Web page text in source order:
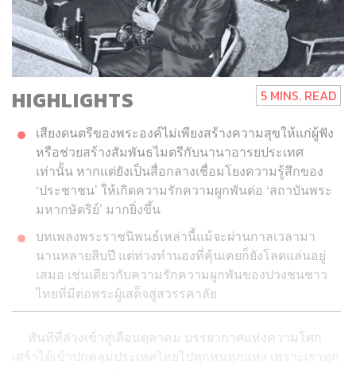
HIGHLIGHTS 5 MINS. READ
เสียงดนตรีของพระองค์ไม่เพียงสร้างความสุขให้แก่ผู้ฟัง
หรือช่วยสร้างสัมพันธไมตรีกับนานาอารยประเทศ
เท่านั้น หากแต่ยังเป็นสื่อกลางเชื่อมโยงความรู้สึกของ
‘ประชาชน’ ให้เกิดความรักความผูกพันต่อ ‘สถาบันพระ
มหากษัตริย์’ มากยิ่งขึ้น
บทเพลงพระราชนิพนธ์เหล่านี้แม้จะผ่านกาลเวลามา
นานหลายสิบปี แต่ท่วงทำนองที่คุ้นเคยก็ยังโลดแล่นอยู่
เสมอ เช่นเดียวกับความรักความผูกพันของปวงชนชาว
ไทยที่มีต่อพระผู้เสด็จสู่สวรรคาลัย
ทันทีที่ล่วงเข้าสู่เดือนตุลาคม บรรยากาศแห่งความโศก
เศร้าได้เข้าปกคลุมประเทศไทยไปทุกหนทุกแห่ง เพราะเราทุก